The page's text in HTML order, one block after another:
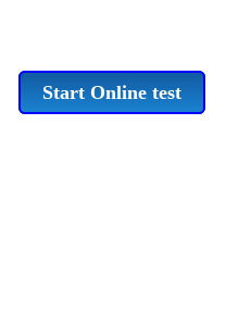
Start Online test